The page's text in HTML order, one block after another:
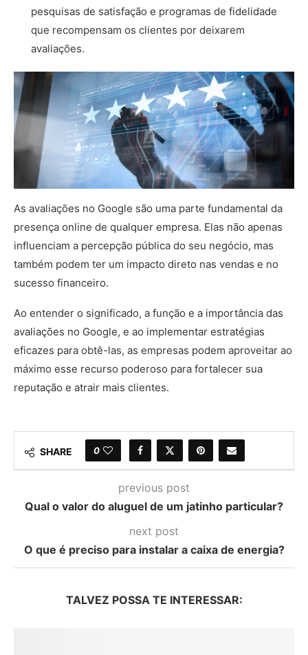
pesquisas de satisfação e programas de fidelidade
que recompensam os clientes por deixarem
avaliações.
As avaliações no Google são uma parte fundamental da
presença online de qualquer empresa. Elas não apenas
influenciam a percepção pública do seu negócio, mas
também podem ter um impacto direto nas vendas e no
sucesso financeiro.
Ao entender o significado, a função e a importância das
avaliações no Google, e ao implementar estratégias
eficazes para obtê-las, as empresas podem aproveitar ao
máximo esse recurso poderoso para fortalecer sua
reputação e atrair mais clientes.
SHARE 0
previous post
Qual o valor do aluguel de um jatinho particular?
next post
O que é preciso para instalar a caixa de energia?
TALVEZ POSSA TE INTERESSAR: